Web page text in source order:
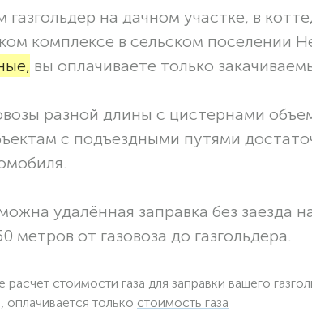
газгольдер на дачном участке, в
комплексе в сельском поселении
вы оплачиваете только
разной длины с цистернами
c подъездными путями
удалённая заправка без заезда
метров от газовоза до газгольдера.
расчёт стоимости газа для заправки вашего
оплачивается только стоимость газа